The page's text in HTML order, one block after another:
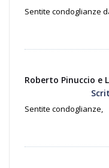
Sentite condoglianze
Roberto Pinuccio e
Sentite condoglianze,